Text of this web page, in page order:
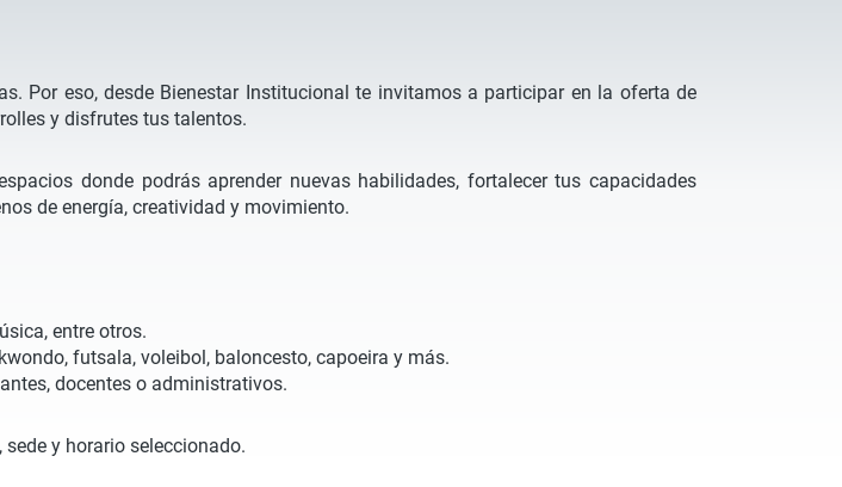
Por eso, desde Bienestar Institucional te invitamos a participar en la oferta de
y disfrutes tus talentos.
donde podrás aprender nuevas habilidades, fortalecer tus capacidades
de energía, creatividad y movimiento.
entre otros.
futsala, voleibol, baloncesto, capoeira y más.
docentes o administrativos.
sede y horario seleccionado.